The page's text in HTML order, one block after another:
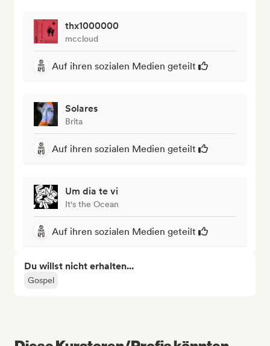
thx1000000
mccloud
Auf ihren sozialen Medien geteilt
Solares
Brita
Auf ihren sozialen Medien geteilt
Um dia te vi
It's the Ocean
Auf ihren sozialen Medien geteilt
Du willst nicht erhalten...
Gospel